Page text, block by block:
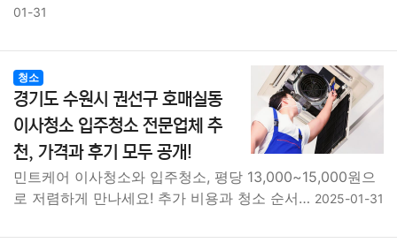
01-31
청소
경기도 수원시 권선구 호매실동
이사청소 입주청소 전문업체 추
천, 가격과 후기 모두 공개!
민트케어 이사청소와 입주청소, 평당 13,000~15,000원으
로 저렴하게 만나세요! 추가 비용과 청소 순서… 2025-01-31